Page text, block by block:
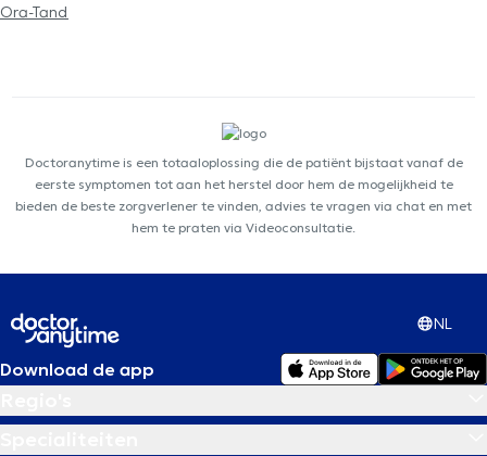
Ora-Tand
Doctoranytime is een totaaloplossing die de patiënt bijstaat vanaf de
eerste symptomen tot aan het herstel door hem de mogelijkheid te
bieden de beste zorgverlener te vinden, advies te vragen via chat en met
hem te praten via Videoconsultatie.
NL
Download de app